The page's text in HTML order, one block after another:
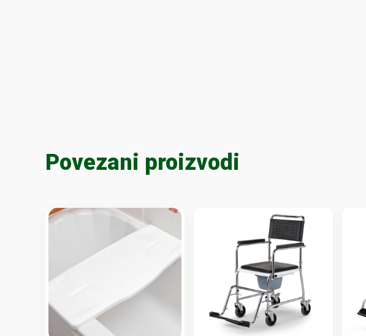
Povezani proizvodi